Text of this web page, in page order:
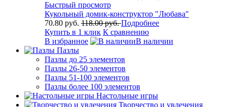
Быстрый просмотр
Кукольный домик-конструктор "Любава"
70.80 руб. 118.00 руб.Подробнее
Купить в 1 клик К сравнению
В избранное
В наличии
Пазлы
Пазлы до 25 элементов
Пазлы 26-50 элементов
Пазлы 51-100 элементов
Пазлы более 100 элементов
Настольные игры
Творчество и увлечения